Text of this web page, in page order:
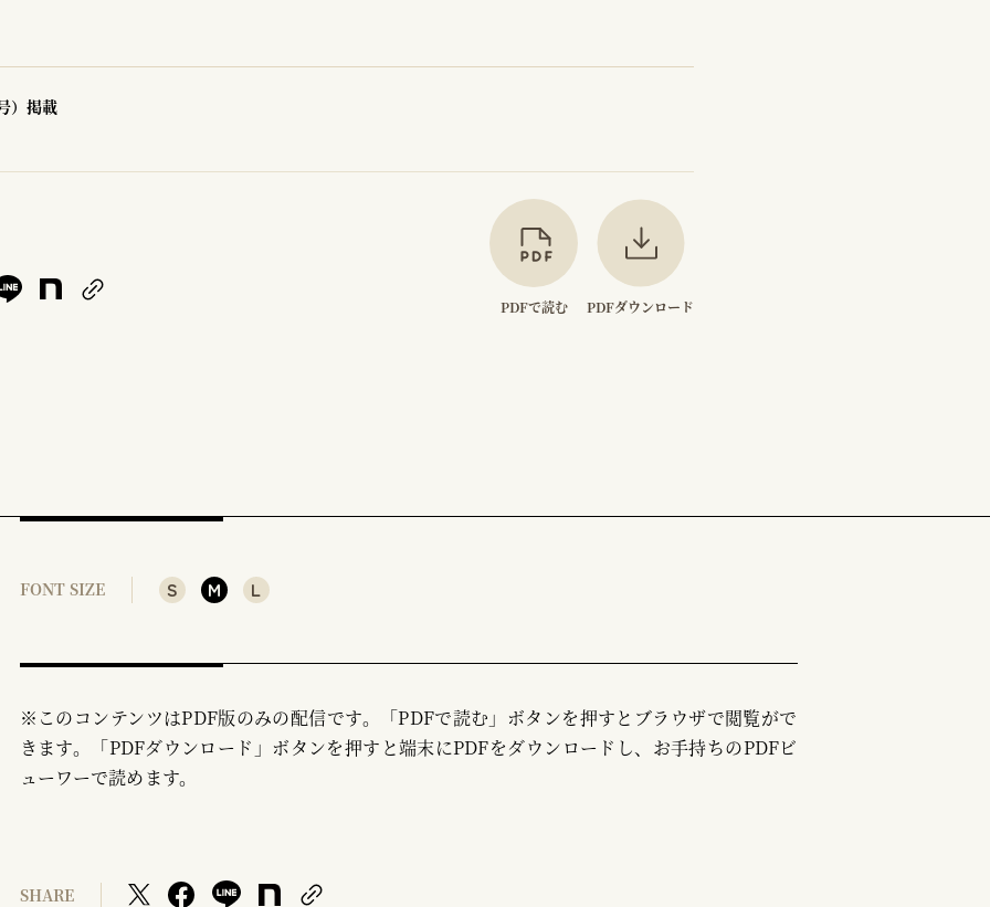
）掲載
PDFで読む PDFダウンロード
FONT SIZE S M L
※このコンテンツはPDF版のみの配信です。「PDFで読む」ボタンを押すとブラウザで閲覧がで
きます。「PDFダウンロード」ボタンを押すと端末にPDFをダウンロードし、お手持ちのPDFビ
ューワーで読めます。
SHARE